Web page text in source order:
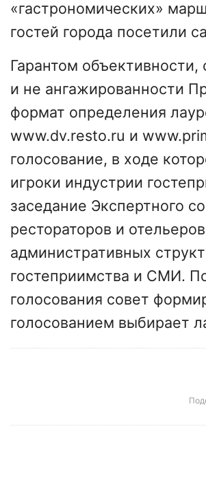
«гастрономических»
гостей города посетили
Гарантом объективности,
и не ангажированности
формат определения
www.dv.resto.ru и
голосование, в ходе
игроки индустрии
заседание Экспертного
рестораторов и
административных
гостеприимства и СМИ.
голосования совет
голосованием выбирает